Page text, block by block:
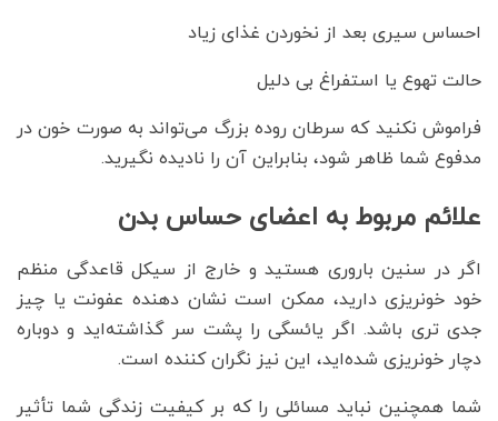
احساس سیری بعد از نخوردن غذای زیاد
حالت تهوع یا استفراغ بی دلیل
فراموش نکنید که سرطان روده بزرگ می‌تواند به صورت خون در
مدفوع شما ظاهر شود، بنابراین آن را نادیده نگیرید.
علائم مربوط به اعضای حساس بدن
اگر در سنین باروری هستید و خارج از سیکل قاعدگی منظم
خود خونریزی دارید، ممکن است نشان دهنده عفونت یا چیز
جدی تری باشد. اگر یائسگی را پشت سر گذاشته‌اید و دوباره
دچار خونریزی شده‌اید، این نیز نگران کننده است.
شما همچنین نباید مسائلی را که بر کیفیت زندگی شما تأثیر